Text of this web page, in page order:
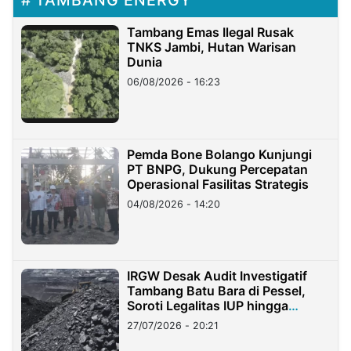
Tambang Emas Ilegal Rusak
TNKS Jambi, Hutan Warisan
Dunia
06/08/2026 - 16:23
Pemda Bone Bolango Kunjungi
PT BNPG, Dukung Percepatan
Operasional Fasilitas Strategis
04/08/2026 - 14:20
IRGW Desak Audit Investigatif
Tambang Batu Bara di Pessel,
Soroti Legalitas IUP hingga
Stockpile
27/07/2026 - 20:21